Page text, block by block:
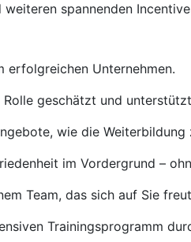
spannenden
erfolgreichen Unternehmen.
geschätzt und
wie die
im Vordergrund –
Team, das sich auf Sie
Trainingsprogramm